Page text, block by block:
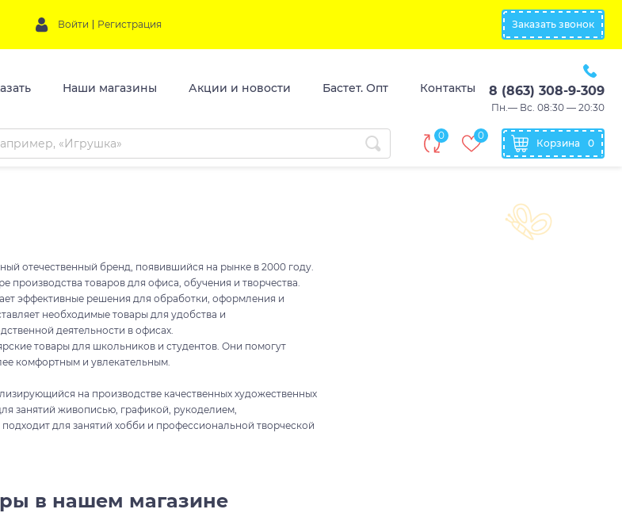
Войти Регистрация Заказать звонок
Наши магазины Акции и новости Бастет. Опт Контакты 8 (863) 308-9-309
Пн.— Вс. 08:30 — 20:30
0 0
Корзина 0
отечественный бренд, появившийся на рынке в 2000 году.
производства товаров для офиса, обучения и творчества.
эффективные решения для обработки, оформления и
необходимые товары для удобства и
деятельности в офисах.
товары для школьников и студентов. Они помогут
комфортным и увлекательным.
на производстве качественных художественных
занятий живописью, графикой, рукоделием,
для занятий хобби и профессиональной творческой
в нашем магазине